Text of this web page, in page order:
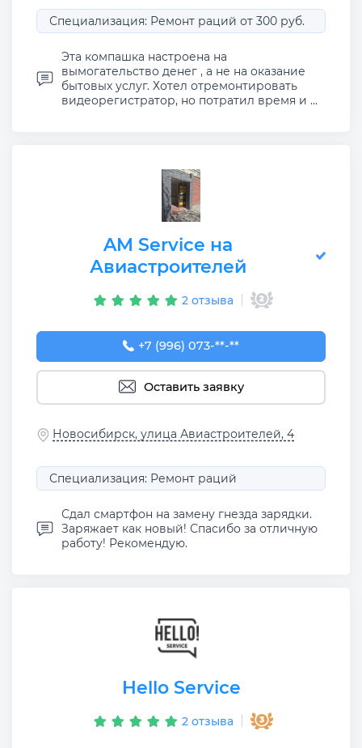
Специализация: Ремонт раций от 300 руб.
Эта компашка настроена на
вымогательство денег , а не на оказание
бытовых услуг. Хотел отремонтировать
видеорегистратор, но потратил время и ...
AM Service на
Авиастроителей
2 отзыва
+7 (996) 073-00-25
+7 (996) 073-**-**
Оставить заявку
Новосибирск, улица Авиастроителей, 4
Специализация: Ремонт раций
Сдал смартфон на замену гнезда зарядки.
Заряжает как новый! Спасибо за отличную
работу! Рекомендую.
Hello Service
2 отзыва